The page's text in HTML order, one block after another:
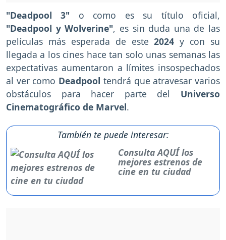
"Deadpool 3" o como es su título oficial,
"Deadpool y Wolverine", es sin duda una de las
películas más esperada de este2024y con su
llegada a los cines hace tan solo unas semanas las
expectativas aumentaron a límites insospechados
al ver como Deadpool tendrá que atravesar varios
obstáculos para hacer parte del Universo
Cinematográfico de Marvel.
También te puede interesar:
Consulta AQUÍ los
mejores estrenos de
cine en tu ciudad